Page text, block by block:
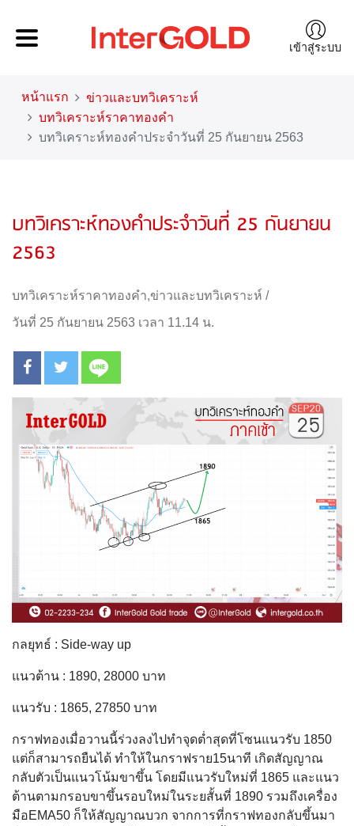
เข้าสู่ระบบ
หน้าแรก
ข่าวและบทวิเคราะห์
บทวิเคราะห์ราคาทองคำ
บทวิเคราะห์ทองคำประจำวันที่ 25 กันยายน 2563
บทวิเคราะห์ทองคำประจำวันที่ 25 กันยายน
2563
บทวิเคราะห์ราคาทองคำ,ข่าวและบทวิเคราะห์ /
วันที่ 25 กันยายน 2563 เวลา 11.14 น.
กลยุทธ์ : Side-way up
แนวต้าน : 1890, 28000 บาท
แนวรับ : 1865, 27850 บาท
กราฟทองเมื่อวานนี้ร่วงลงไปทำจุดต่ำสุดที่โซนแนวรับ 1850
แต่ก็สามารถยืนได้ ทำให้ในกราฟราย15นาที เกิดสัญญาณ
กลับตัวเป็นแนวโน้มขาขึ้น โดยมีแนวรับใหม่ที่ 1865 และแนว
ต้านตามกรอบขาขึ้นรอบใหม่ในระยสั้นที่ 1890 รวมถึงเครื่อง
มือEMA50 ก็ให้สัญญาณบวก จากการที่กราฟทองกลับขึ้นมา